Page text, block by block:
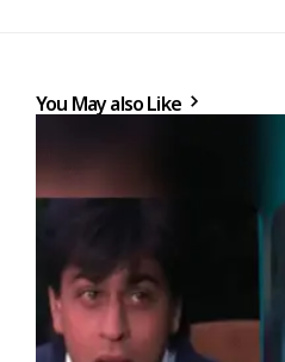
You May also Like